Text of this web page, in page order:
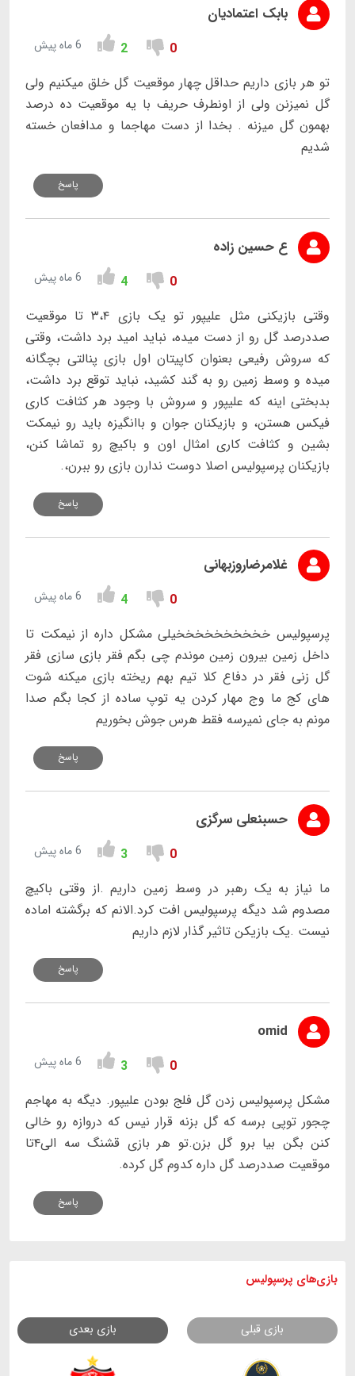
بابک اعتمادیان
0
2 6 ماه پیش
تو هر بازی داریم حداقل چهار موقعیت گل خلق میکنیم ولی
گل نمیزنن ولی از اونطرف حریف با یه موقعیت ده درصد
بهمون گل میزنه . بخدا از دست مهاجما و مدافعان خسته
شدیم
پاسخ
ع حسین زاده
0
4 6 ماه پیش
وقتی بازیکنی مثل علیپور تو یک بازی ۳،۴ تا موقعیت
صددرصد گل رو از دست میده، نباید امید برد داشت، وقتی
که سروش رفیعی بعنوان کاپیتان اول بازی پنالتی بچگانه
میده و وسط زمین رو به گند کشید، نباید توقع برد داشت،
بدبختی اینه که علیپور و سروش با وجود هر کثافت کاری
فیکس هستن، و بازیکنان جوان و باانگیزه باید رو نیمکت
بشین و کثافت کاری امثال اون و باکیچ رو تماشا کنن،
بازیکنان پرسپولیس اصلا دوست ندارن بازی رو ببرن،.
پاسخ
غلامرضاروزبهانی
0
4 6 ماه پیش
پرسپولیس خخخخخخخخخخیلی مشکل داره از نیمکت تا
داخل زمین بیرون زمین موندم چی بگم فقر بازی سازی فقر
گل زنی فقر در دفاع کلا تیم بهم ریخته بازی میکنه شوت
های کج ما وج مهار کردن یه توپ ساده از کجا بگم صدا
مونم به جای نمیرسه فقط هرس جوش بخوریم
پاسخ
حسبنعلی سرگزی
0
3 6 ماه پیش
ما نیاز به یک رهبر در وسط زمین داریم .از وقتی باکیچ
مصدوم شد دیگه پرسپولیس افت کرد.الانم که برگشته اماده
نیست .یک بازیکن تاثیر گذار لازم داریم
پاسخ
omid
0
3 6 ماه پیش
مشکل پرسپولیس زدن گل فلج بودن علیپور. دیگه به مهاجم
چجور توپی برسه که گل بزنه قرار نیس که دروازه رو خالی
کنن بگن بیا برو گل بزن.تو هر بازی قشنگ سه الی۴تا
موقعیت صددرصد گل داره کدوم گل کرده.
پاسخ
بازی های پرسپولیس
بازی قبلی بازی بعدی